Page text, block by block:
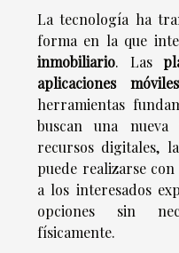
La tecnología ha
forma en la que
inmobiliario. Las
aplicaciones móviles
herramientas
buscan una nueva
recursos digitales,
puede realizarse
a los interesados
opciones sin
físicamente.